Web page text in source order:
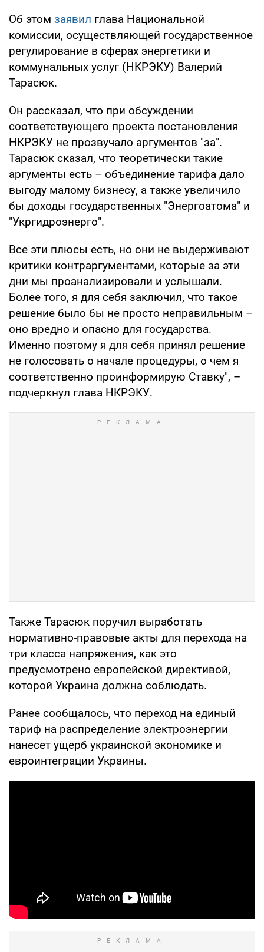
Об этом заявил глава Национальной
комиссии, осуществляющей государственное
регулирование в сферах энергетики и
коммунальных услуг (НКРЭКУ) Валерий
Тарасюк.
Он рассказал, что при обсуждении
соответствующего проекта постановления
НКРЭКУ не прозвучало аргументов "за".
Тарасюк сказал, что теоретически такие
аргументы есть – объединение тарифа дало
выгоду малому бизнесу, а также увеличило
бы доходы государственных "Энергоатома" и
"Укргидроэнерго".
Все эти плюсы есть, но они не выдерживают
критики контраргументами, которые за эти
дни мы проанализировали и услышали.
Более того, я для себя заключил, что такое
решение было бы не просто неправильным –
оно вредно и опасно для государства.
Именно поэтому я для себя принял решение
не голосовать о начале процедуры, о чем я
соответственно проинформирую Ставку", –
подчеркнул глава НКРЭКУ.
Также Тарасюк поручил выработать
нормативно-правовые акты для перехода на
три класса напряжения, как это
предусмотрено европейской директивой,
которой Украина должна соблюдать.
Ранее сообщалось, что переход на единый
тариф на распределение электроэнергии
нанесет ущерб украинской экономике и
евроинтеграции Украины.